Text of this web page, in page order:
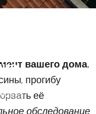
вашего дома.
прогибу
её
обследование